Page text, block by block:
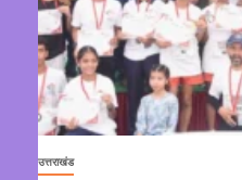
उत्तराखंड